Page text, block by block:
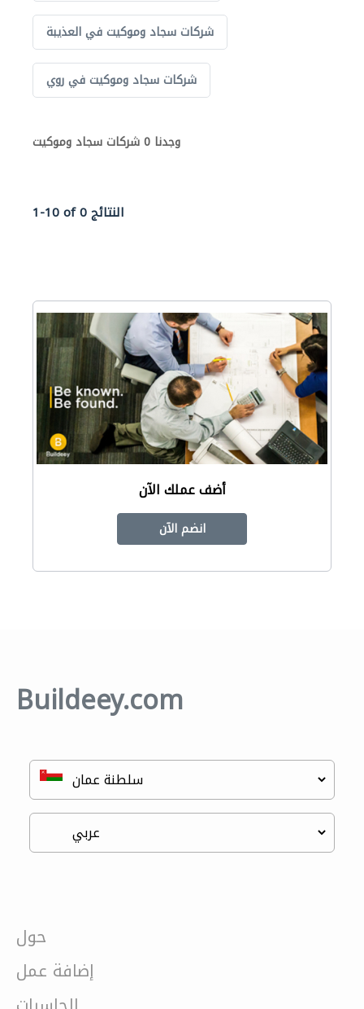
شركات سجاد وموكيت في العذيبة
شركات سجاد وموكيت في روي
وجدنا 0 شركات سجاد وموكيت
1-10 of 0 النتائج
أضف عملك الآن
انضم الآن
Buildeey.com
حول
إضافة عمل